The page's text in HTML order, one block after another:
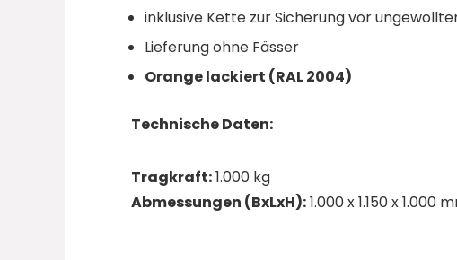
inklusive Kette zur Sicherung vor
Lieferung ohne Fässer
Orange lackiert (RAL 2004)
Technische Daten:
Tragkraft:1.000 kg
Abmessungen (BxLxH):1.000 x 1.150 x 1.000